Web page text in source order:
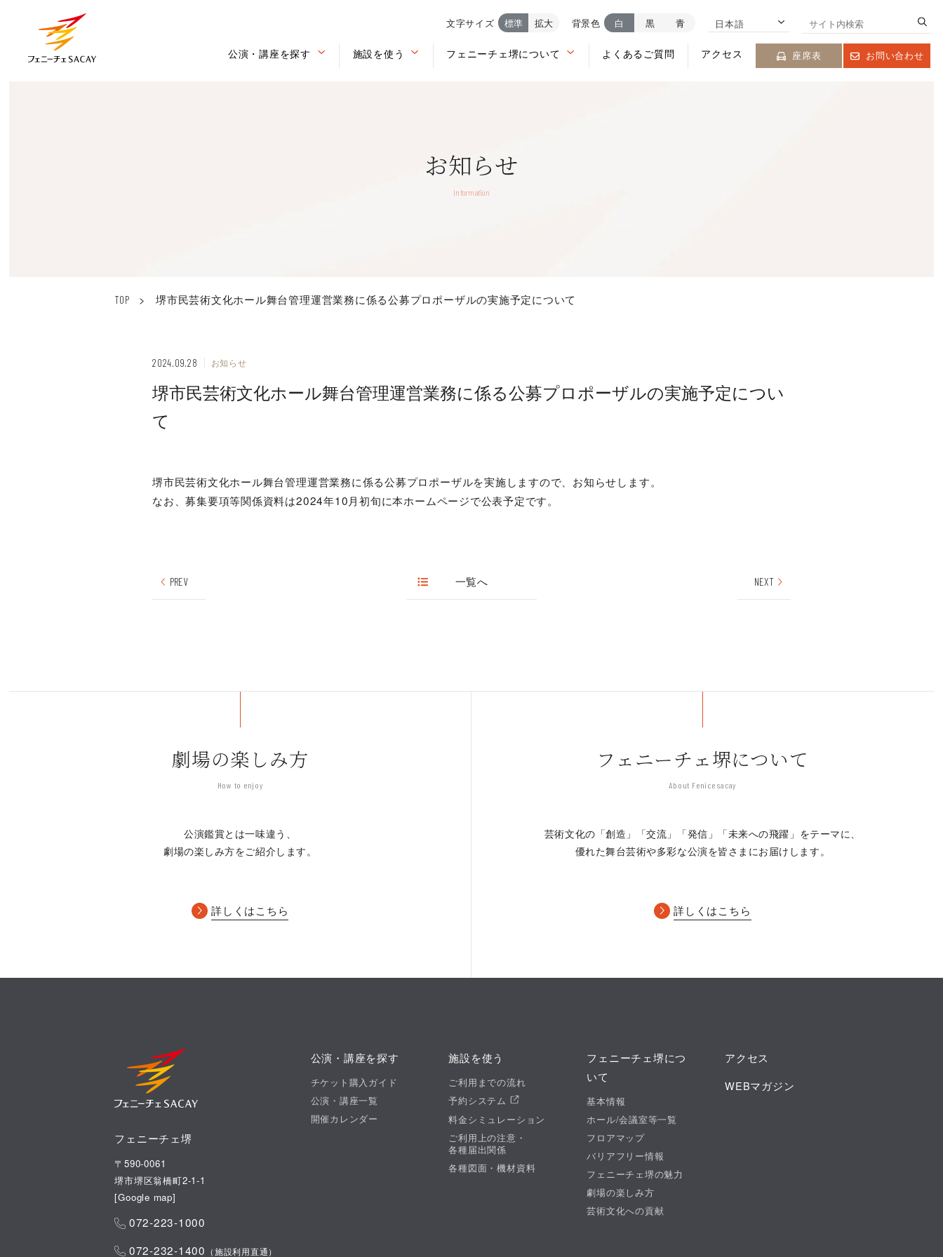
文字サイズ 標準 拡大 背景色 白 黒 青 日本語
公演・講座を探す 施設を使う フェニーチェ堺について よくあるご質問 アクセス 座席表 お問い合わせ
お知らせ
Information
TOP > 堺市民芸術文化ホール舞台管理運営業務に係る公募プロポーザルの実施予定について
2024.09.28 お知らせ
堺市民芸術文化ホール舞台管理運営業務に係る公募プロポーザルの実施予定につい
て
堺市民芸術文化ホール舞台管理運営業務に係る公募プロポーザルを実施しますので、お知らせします。
なお、募集要項等関係資料は2024年10月初旬に本ホームページで公表予定です。
PREV 一覧へ NEXT
劇場の楽しみ方
How to enjoy
公演鑑賞とは一味違う、
劇場の楽しみ方をご紹介します。
詳しくはこちら
フェニーチェ堺について
About Fenice sacay
芸術文化の「創造」「交流」「発信」
「未来への飛躍」をテーマに、
優れた舞台芸術や多彩な公演を皆さまにお届けします。
詳しくはこちら
フェニーチェ堺
〒590-0061
堺市堺区翁橋町2-1-1
[Google map]
072-223-1000
072-232-1400 （施設利用直通）
公演・講座を探す
チケット購入ガイド
公演・講座一覧
開催カレンダー
施設を使う
ご利用までの流れ
予約システム
料金シミュレーション
ご利用上の注意・
各種届出関係
各種図面・機材資料
フェニーチェ堺につ
いて
基本情報
ホール/会議室等一覧
フロアマップ
バリアフリー情報
フェニーチェ堺の魅力
劇場の楽しみ方
芸術文化への貢献
アクセス
WEBマガジン